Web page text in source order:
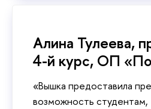
Алина Тулеева,
4-й курс, ОП
«Вышка предоставила
возможность студентам,